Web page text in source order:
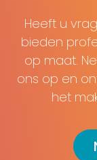
Heeft u
bieden
op maat.
ons op en
het